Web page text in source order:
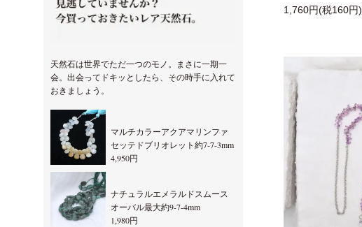
1,760円(税160円)
天然石は世界でただ一つのモノ。まさに一期一
会。出会ってドキッとしたら、その時手に入れて
おきましょう。
マルチカラーアクアマリンファ
セッテドブリオレット約7-7-3mm
4,950円
ナチュラルエメラルドスムース
オーバル最大約9-7-4mm
1,980円